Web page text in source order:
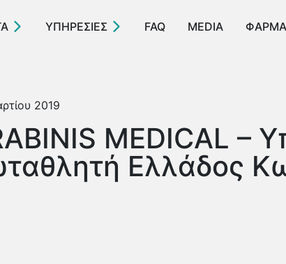
ΥΠΗΡΕΣΙΕΣ FAQ MEDIA
2019
MEDICAL –
Ελλάδος